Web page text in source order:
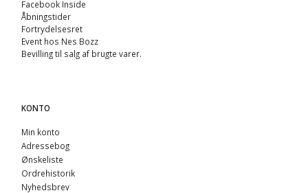
Facebook Inside
Åbningstider
Fortrydelsesret
Event hos Nes Bozz
Bevilling til salg af brugte varer.
KONTO
Min konto
Adressebog
Ønskeliste
Ordrehistorik
Nyhedsbrev